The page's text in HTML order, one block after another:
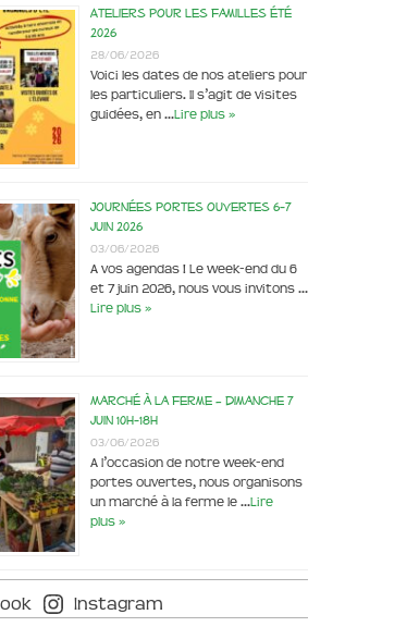
Ateliers pour les familles été
2026
28/06/2026
Voici les dates de nos ateliers pour
les particuliers. Il s’agit de visites
guidées, en …Lire plus »
Journées portes ouvertes 6-7
juin 2026
03/06/2026
A vos agendas ! Le week-end du 6
et 7 juin 2026, nous vous invitons …
Lire plus »
Marché à la ferme – dimanche 7
juin 10h-18h
03/06/2026
A l’occasion de notre week-end
portes ouvertes, nous organisons
un marché à la ferme le …Lire
plus »
Instagram